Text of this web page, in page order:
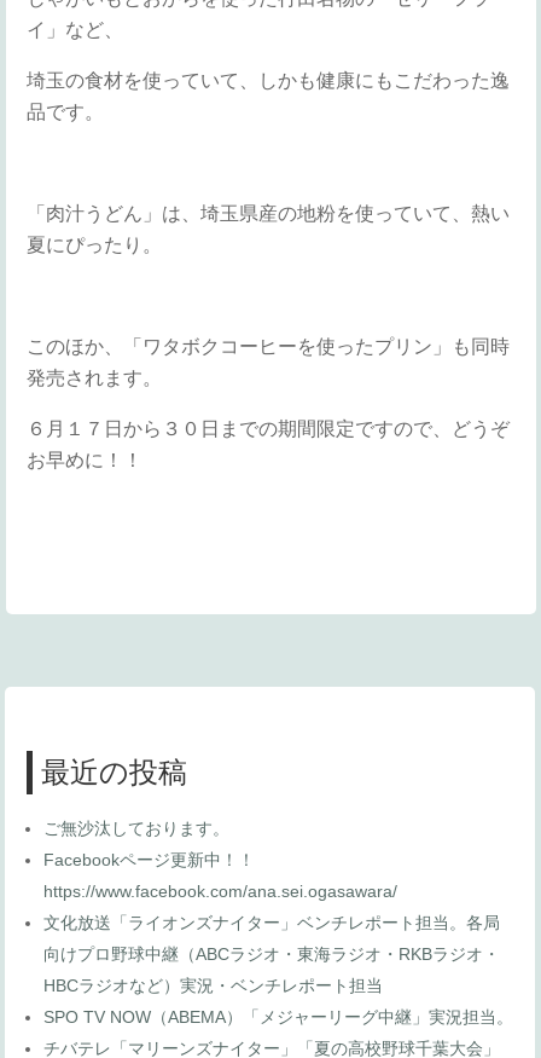
イ」など、
埼玉の食材を使っていて、しかも健康にもこだわった逸
品です。
「肉汁うどん」は、埼玉県産の地粉を使っていて、熱い
夏にぴったり。
このほか、「ワタボクコーヒーを使ったプリン」も同時
発売されます。
６月１７日から３０日までの期間限定ですので、どうぞ
お早めに！！
最近の投稿
ご無沙汰しております。
Facebookページ更新中！！
https://www.facebook.com/ana.sei.ogasawara/
文化放送「ライオンズナイター」ベンチレポート担当。各局
向けプロ野球中継（ABCラジオ・東海ラジオ・RKBラジオ・
HBCラジオなど）実況・ベンチレポート担当
SPO TV NOW（ABEMA）「メジャーリーグ中継」実況担当。
チバテレ「マリーンズナイター」「夏の高校野球千葉大会」